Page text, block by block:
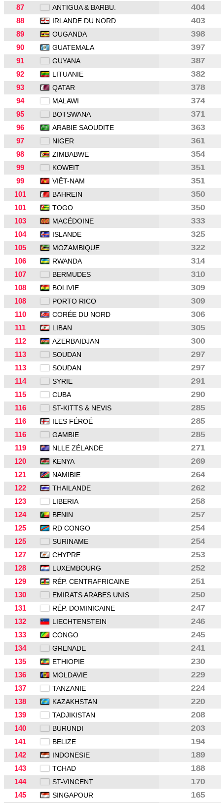
87 ANTIGUA & BARBU.
404
88
IRLANDE DU NORD
403
89
OUGANDA
398
90
GUATEMALA
397
91
GUYANA
387
92
LITUANIE
382
93
QATAR
378
94
MALAWI
374
95
BOTSWANA
371
96
ARABIE SAOUDITE
363
97
NIGER
361
98
ZIMBABWE
354
99
KOWEIT
351
99
VIÊT-NAM
351
101
BAHREIN
350
101
TOGO
350
103
MACÉDOINE
333
104
ISLANDE
325
105
MOZAMBIQUE
322
106
RWANDA
314
107
BERMUDES
310
108
BOLIVIE
309
108
PORTO RICO
309
110
CORÉE DU NORD
306
111
LIBAN
305
112
AZERBAIDJAN
300
113
SOUDAN
297
113
SOUDAN
297
114
SYRIE
291
115
CUBA
290
116
ST-KITTS & NEVIS
285
116
ILES FÉROÉ
285
116
GAMBIE
285
119
NLLE ZÉLANDE
271
120
KENYA
269
121
NAMIBIE
264
122
THAILANDE
262
123
LIBERIA
258
124
BENIN
257
125
RD CONGO
254
125
SURINAME
254
127
CHYPRE
253
128
LUXEMBOURG
252
129
RÉP. CENTRAFRICAINE
251
130
EMIRATS ARABES UNIS
250
131
RÉP. DOMINICAINE
247
132
LIECHTENSTEIN
246
133
CONGO
245
134
GRENADE
241
135
ETHIOPIE
230
136
MOLDAVIE
229
137
TANZANIE
224
138
KAZAKHSTAN
220
139
TADJIKISTAN
208
140
BURUNDI
203
141
BELIZE
194
142
INDONESIE
189
143
TCHAD
188
144
ST-VINCENT
170
145
SINGAPOUR
165